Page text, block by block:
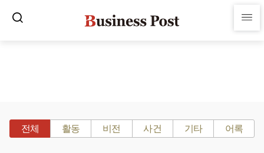
전체 활동 비전 사건 기타 어록